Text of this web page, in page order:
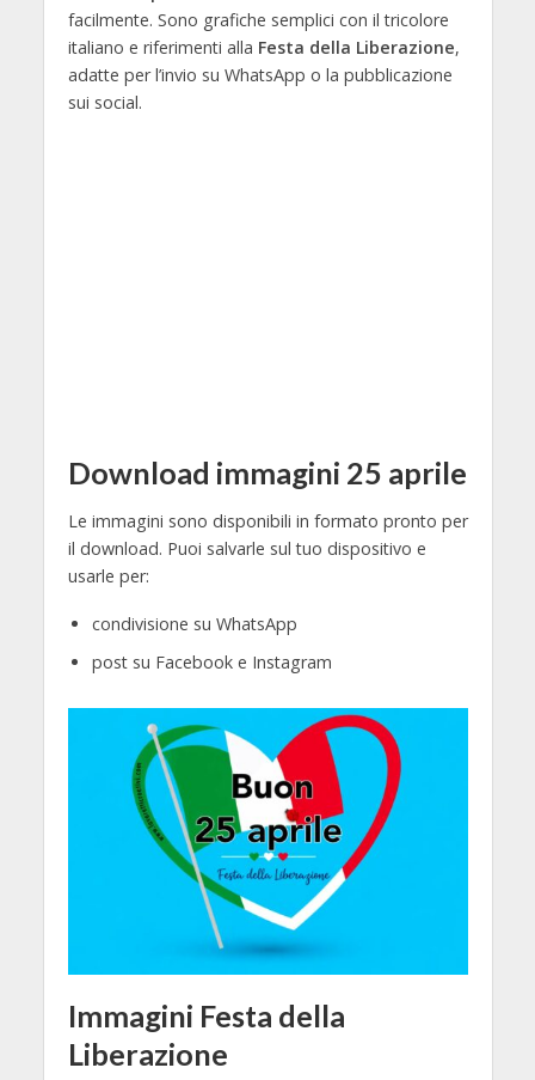
facilmente. Sono grafiche semplici con il tricolore
italiano e riferimenti alla Festa della Liberazione,
adatte per l’invio su WhatsApp o la pubblicazione
sui social.
Download immagini 25 aprile
Le immagini sono disponibili in formato pronto per
il download. Puoi salvarle sul tuo dispositivo e
usarle per:
condivisione su WhatsApp
post su Facebook e Instagram
Immagini Festa della
Liberazione